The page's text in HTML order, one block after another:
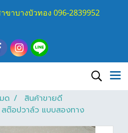
ขาบางบัวทอง 096-2839952
ด
สินค้าขายดี
ต๊อปวาล์ว แบบสองทาง